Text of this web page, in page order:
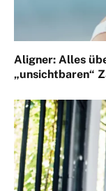
Aligner: Alles
„unsichtbaren“